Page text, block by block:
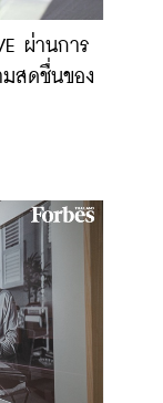
ผ่านการ
สดชื่นของ